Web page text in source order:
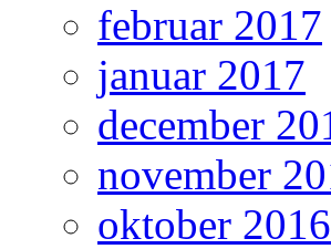
februar 2017
januar 2017
december
november
oktober 2016